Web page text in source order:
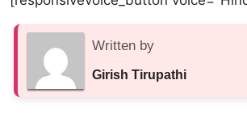
Written by
Girish Tirupathi